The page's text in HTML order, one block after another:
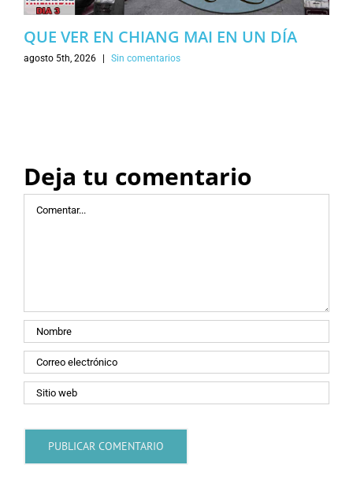
QUE VER EN CHIANG MAI EN UN DÍA
agosto 5th, 2026 | Sin comentarios
Deja tu comentario
Comentar